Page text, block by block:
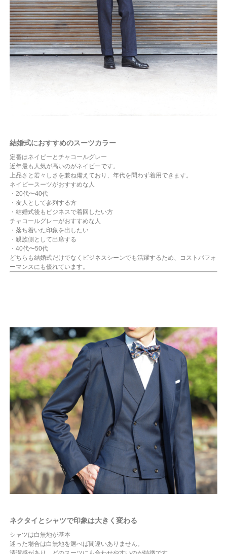
結婚式におすすめのスーツカラー
定番はネイビーとチャコールグレー
近年最も人気が高いのがネイビーです。
上品さと若々しさを兼ね備えており、年代を問わず着用できます。
ネイビースーツがおすすめな人
・20代〜40代
・友人として参列する方
・結婚式後もビジネスで着回したい方
チャコールグレーがおすすめな人
・落ち着いた印象を出したい
・親族側として出席する
・40代〜50代
どちらも結婚式だけでなくビジネスシーンでも活躍するため、コストパフォ
ーマンスにも優れています。
ネクタイとシャツで印象は大きく変わる
シャツは白無地が基本
迷った場合は白無地を選べば間違いありません。